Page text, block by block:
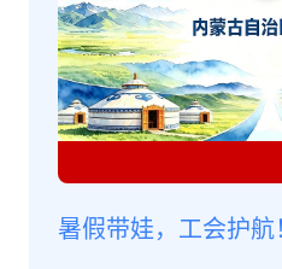
暑假带娃，工会护